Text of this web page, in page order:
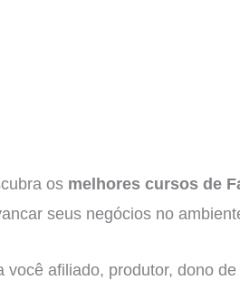
os melhores cursos de
seus negócios no
você afiliado, produtor, dono